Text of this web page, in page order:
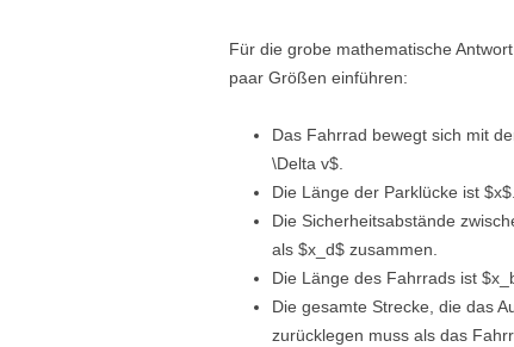
Für die grobe mathematische
paar Größen einführen:
Das Fahrrad bewegt sich mit
\Delta v$.
Die Länge der Parklücke ist $x$.
Die Sicherheitsabstände
als $x_d$ zusammen.
Die Länge des Fahrrads ist
Die gesamte Strecke, die das
zurücklegen muss als das